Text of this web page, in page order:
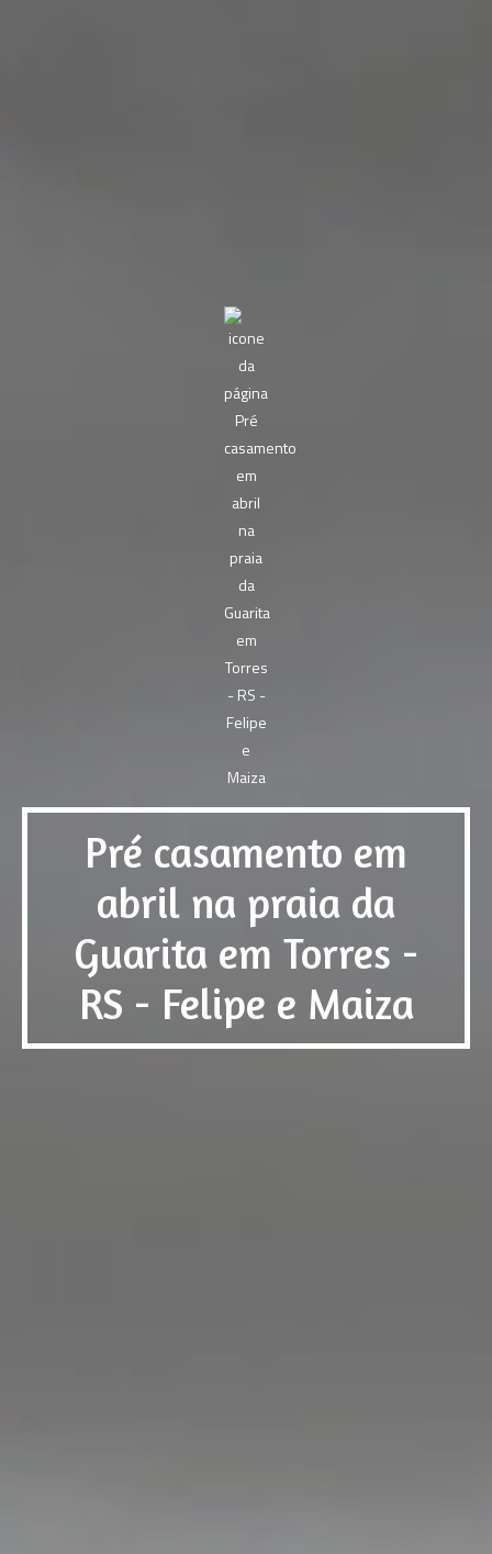
Pré casamento em
abril na praia da
Guarita em Torres -
RS - Felipe e Maiza